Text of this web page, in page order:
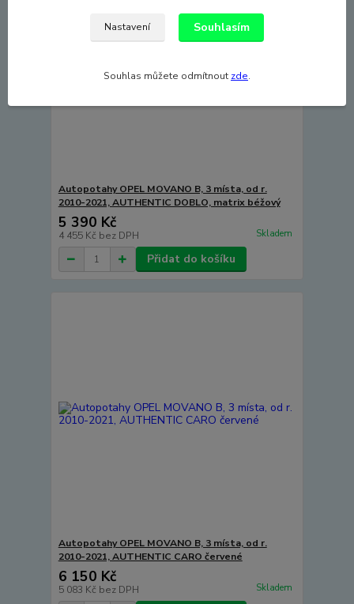
Autopotahy OPEL MOVANO B, 3 místa, od r.
2010-2021, AUTHENTIC DOBLO, matrix béžový
5 390 Kč
4 455 Kč bez DPH Skladem
Přidat do košíku
Autopotahy OPEL MOVANO B, 3 místa, od r.
2010-2021, AUTHENTIC CARO červené
6 150 Kč
5 083 Kč bez DPH Skladem
Nastavení Souhlasím
Souhlas můžete odmítnout zde.